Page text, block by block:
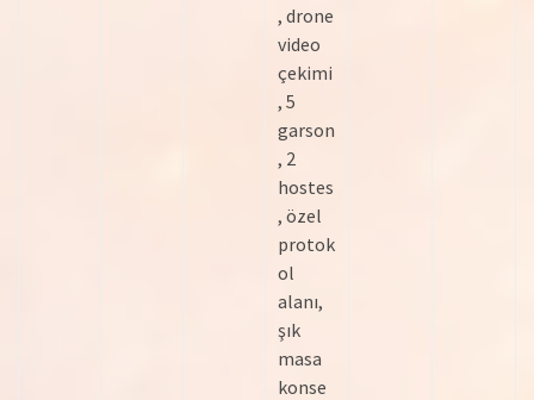
, drone
video
çekimi
, 5
garson
, 2
hostes
, özel
protok
ol
alanı,
şık
masa
konse